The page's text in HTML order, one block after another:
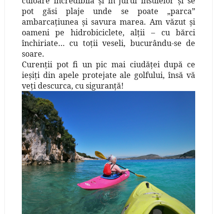
pot găsi plaje unde se poate „parca”
ambarcaţiunea şi savura marea. Am văzut şi
oameni pe hidrobiciclete, alţii – cu bărci
închiriate… cu toţii veseli, bucurându-se de
soare.
Curenţii pot fi un pic mai ciudăţei după ce
ieşiţi din apele protejate ale golfului, însă vă
veţi descurca, cu siguranţă!